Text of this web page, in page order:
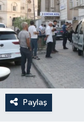
Paylaş